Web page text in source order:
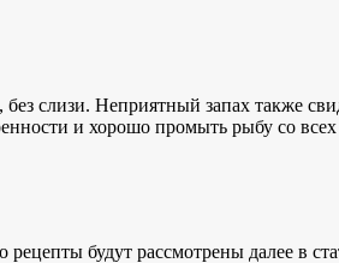
слизи. Неприятный запах также
и хорошо промыть рыбу со
будут рассмотрены далее в